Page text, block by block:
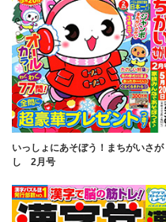
いっしょにあそぼう！まちがいさが
し 2月号